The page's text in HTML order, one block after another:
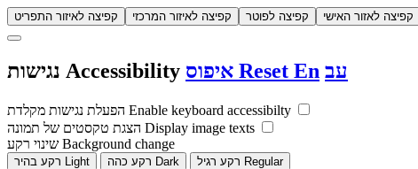
קפיצה לאיזור התפריט קפיצה לאיזור המרכזי קפיצה לפוטר קפיצה לאזור האישי
Accessibility Reset En עב
Enable keyboard accessibilty
Display image texts
Background change
Light Dark Regular